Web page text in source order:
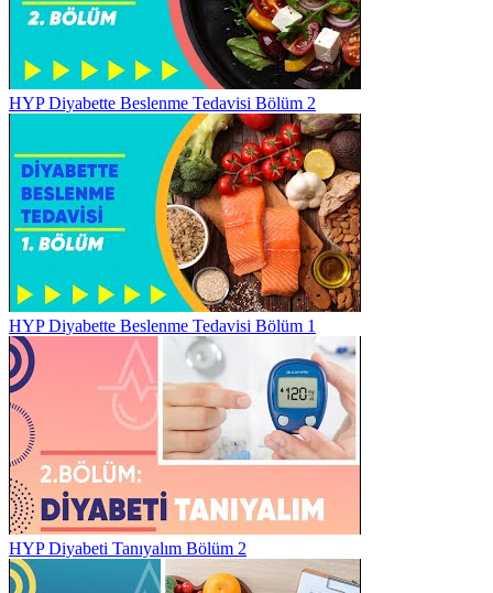
HYP Diyabette Beslenme Tedavisi Bölüm 2
HYP Diyabette Beslenme Tedavisi Bölüm 1
HYP Diyabeti Tanıyalım Bölüm 2